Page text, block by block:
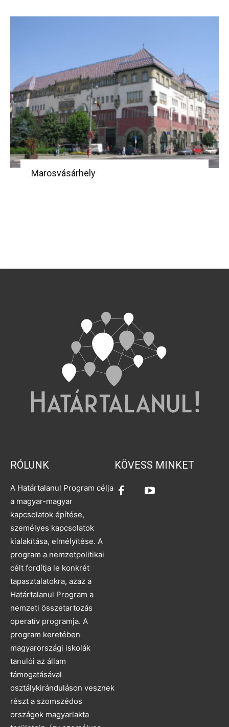
Marosvásárhely
RÓLUNK
A Határtalanul Program célja
a magyar-magyar
kapcsolatok építése,
személyes kapcsolatok
kialakítása, elmélyítése. A
program a nemzetpolitikai
célt fordítja le konkrét
tapasztalatokra, azaz a
Határtalanul Program a
nemzeti összetartozás
operatív programja. A
program keretében
magyarországi iskolák
tanulói az állam
támogatásával
osztálykiránduláson vesznek
részt a szomszédos
országok magyarlakta
KÖVESS MINKET